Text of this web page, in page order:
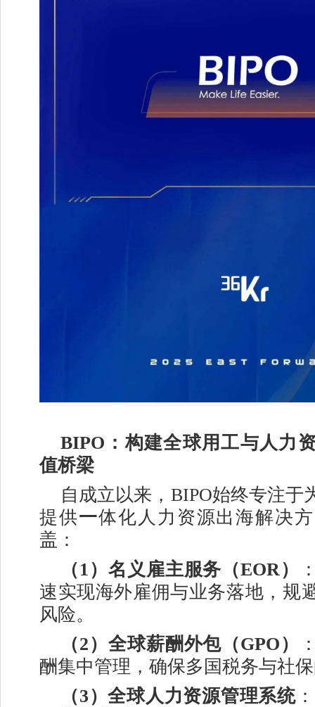
BIPO：构建全球用工与人力
值桥梁
自成立以来，BIPO始终专注于
提供一体化人力资源出海解决
盖：
（1）名义雇主服务（EOR）
速实现海外雇佣与业务落地，规
风险。
（2） 全球薪酬外包（GPO）
酬集中管理，确保多国税务与社
（3）全球人力资源管理系统